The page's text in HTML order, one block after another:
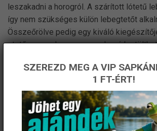
leszakadni a horogról. A szárított lótetű
így nem szükséges külön lebegtetőt
Összeőrölve pedig egy kiváló
etetőanyagnak vagy upose kosárba
KAPCSOLÓDÓ TERMÉKEK
SZEREZD MEG A VIP
1 FT-ÉRT!